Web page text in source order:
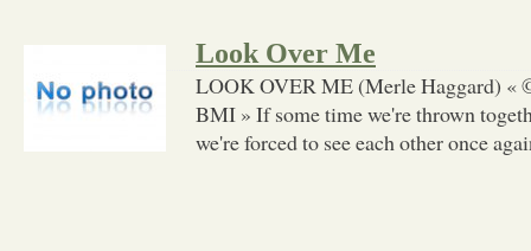
Look Over Me
LOOK OVER ME (Merle Haggard) «
BMI » If some time we're thrown
we're forced to see each other once